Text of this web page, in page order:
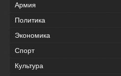
Армия
Политика
Экономика
Спорт
Культура